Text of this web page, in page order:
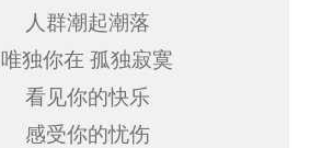
人群潮起潮落
唯独你在 孤独寂寞
看见你的快乐
感受你的忧伤